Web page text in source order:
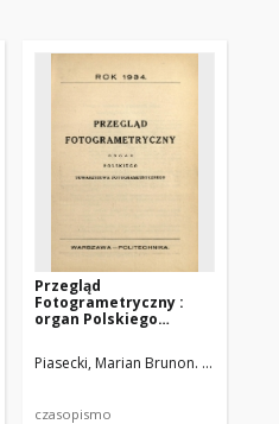
Polskie Towarzystwo
Przegląd
Fotogrametryczny :
organ Polskiego
Fotogrametrycznego,
1934
Piasecki, Marian Brunon. Red.
czasopismo